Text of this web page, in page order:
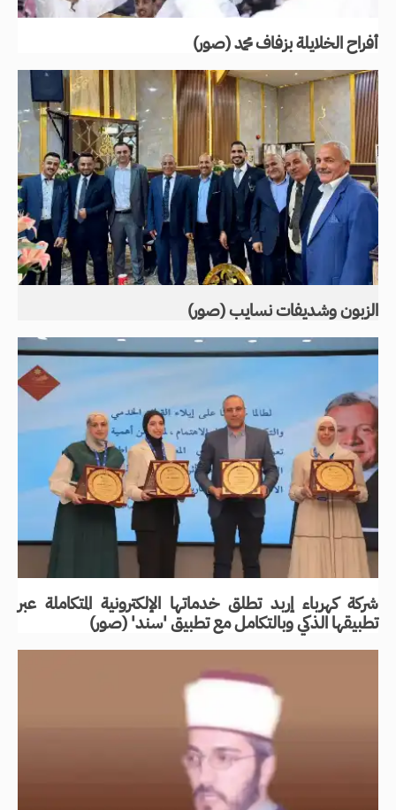
أفراح الخلايلة بزفاف محمد (صور)
الزبون وشديفات نسايب (صور)
شركة كهرباء إربد تطلق خدماتها الإلكترونية المتكاملة عبر
تطبيقها الذكي وبالتكامل مع تطبيق 'سند' (صور)